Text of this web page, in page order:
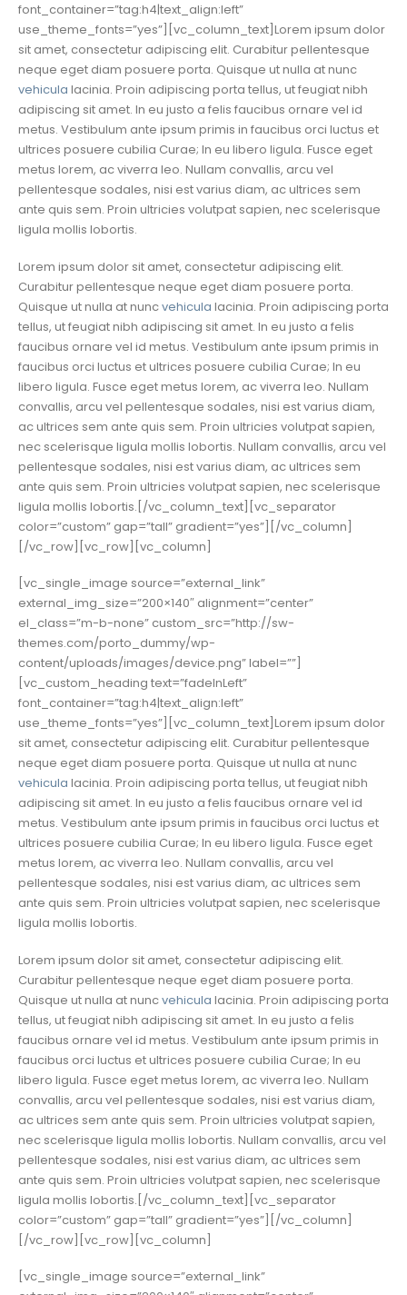
font_container=”tag:h4|text_align:left”
use_theme_fonts=”yes”][vc_column_text]Lorem ipsum dolor
sit amet, consectetur adipiscing elit. Curabitur pellentesque
neque eget diam posuere porta. Quisque ut nulla at nunc
vehicula lacinia. Proin adipiscing porta tellus, ut feugiat nibh
adipiscing sit amet. In eu justo a felis faucibus ornare vel id
metus. Vestibulum ante ipsum primis in faucibus orci luctus et
ultrices posuere cubilia Curae; In eu libero ligula. Fusce eget
metus lorem, ac viverra leo. Nullam convallis, arcu vel
pellentesque sodales, nisi est varius diam, ac ultrices sem
ante quis sem. Proin ultricies volutpat sapien, nec scelerisque
ligula mollis lobortis.
Lorem ipsum dolor sit amet, consectetur adipiscing elit.
Curabitur pellentesque neque eget diam posuere porta.
Quisque ut nulla at nuncvehicula lacinia. Proin adipiscing porta
tellus, ut feugiat nibh adipiscing sit amet. In eu justo a felis
faucibus ornare vel id metus. Vestibulum ante ipsum primis in
faucibus orci luctus et ultrices posuere cubilia Curae; In eu
libero ligula. Fusce eget metus lorem, ac viverra leo. Nullam
convallis, arcu vel pellentesque sodales, nisi est varius diam,
ac ultrices sem ante quis sem. Proin ultricies volutpat sapien,
nec scelerisque ligula mollis lobortis. Nullam convallis, arcu vel
pellentesque sodales, nisi est varius diam, ac ultrices sem
ante quis sem. Proin ultricies volutpat sapien, nec scelerisque
ligula mollis lobortis.[/vc_column_text][vc_separator
color=”custom” gap=”tall” gradient=”yes”][/vc_column]
[/vc_row][vc_row][vc_column]
[vc_single_image source=”external_link”
external_img_size=”200×140″ alignment=”center”
el_class=”m-b-none” custom_src=”http://sw-
themes.com/porto_dummy/wp-
content/uploads/images/device.png” label=””]
[vc_custom_heading text=”fadeInLeft”
font_container=”tag:h4|text_align:left”
use_theme_fonts=”yes”][vc_column_text]Lorem ipsum dolor
sit amet, consectetur adipiscing elit. Curabitur pellentesque
neque eget diam posuere porta. Quisque ut nulla at nunc
vehicula lacinia. Proin adipiscing porta tellus, ut feugiat nibh
adipiscing sit amet. In eu justo a felis faucibus ornare vel id
metus. Vestibulum ante ipsum primis in faucibus orci luctus et
ultrices posuere cubilia Curae; In eu libero ligula. Fusce eget
metus lorem, ac viverra leo. Nullam convallis, arcu vel
pellentesque sodales, nisi est varius diam, ac ultrices sem
ante quis sem. Proin ultricies volutpat sapien, nec scelerisque
ligula mollis lobortis.
Lorem ipsum dolor sit amet, consectetur adipiscing elit.
Curabitur pellentesque neque eget diam posuere porta.
Quisque ut nulla at nuncvehicula lacinia. Proin adipiscing porta
tellus, ut feugiat nibh adipiscing sit amet. In eu justo a felis
faucibus ornare vel id metus. Vestibulum ante ipsum primis in
faucibus orci luctus et ultrices posuere cubilia Curae; In eu
libero ligula. Fusce eget metus lorem, ac viverra leo. Nullam
convallis, arcu vel pellentesque sodales, nisi est varius diam,
ac ultrices sem ante quis sem. Proin ultricies volutpat sapien,
nec scelerisque ligula mollis lobortis. Nullam convallis, arcu vel
pellentesque sodales, nisi est varius diam, ac ultrices sem
ante quis sem. Proin ultricies volutpat sapien, nec scelerisque
ligula mollis lobortis.[/vc_column_text][vc_separator
color=”custom” gap=”tall” gradient=”yes”][/vc_column]
[/vc_row][vc_row][vc_column]
[vc_single_image source=”external_link”